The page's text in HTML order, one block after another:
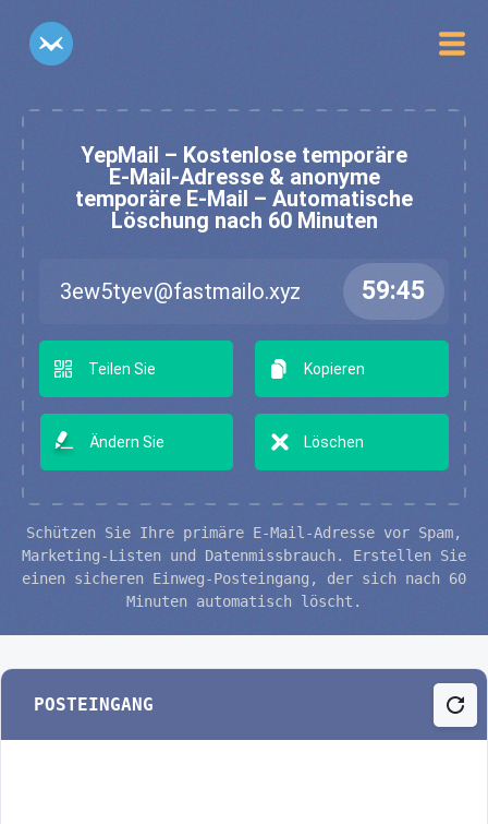
YepMail – Kostenlose temporäre
E-Mail-Adresse & anonyme
temporäre E-Mail – Automatische
Löschung nach 60 Minuten
Teilen Sie Kopieren
Ändern Sie Löschen
Schützen Sie Ihre primäre E-Mail-Adresse vor Spam,
Marketing-Listen und Datenmissbrauch. Erstellen Sie
einen sicheren Einweg-Posteingang, der sich nach 60
Minuten automatisch löscht.
POSTEINGANG